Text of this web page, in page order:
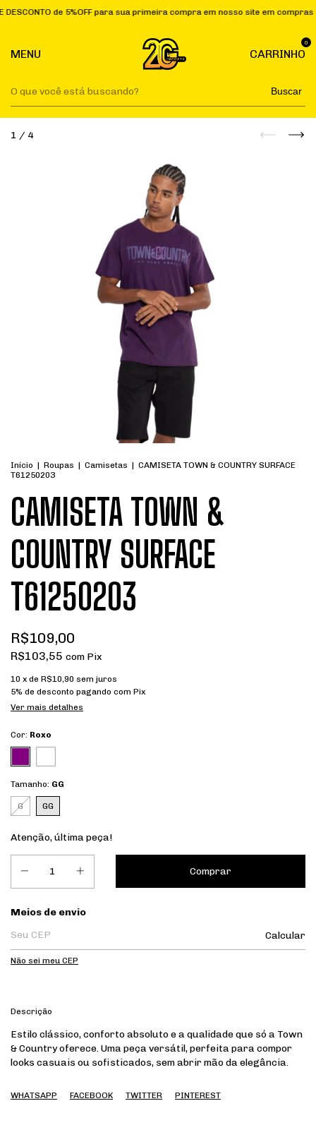
de 5%OFF para sua primeira compra em nosso site em compras
MENU CARRINHO
0
Buscar
1 / 4
Início | Roupas | Camisetas | CAMISETA TOWN & COUNTRY SURFACE
T61250203
CAMISETA TOWN &
COUNTRY SURFACE
T61250203
R$109,00
R$103,55 com Pix
10 x de R$10,90 sem juros
5% de desconto pagando com Pix
Ver mais detalhes
Cor: Roxo
Tamanho: GG
G GG
Atenção, última peça!
Entregas para o CEP:
Meios de envio
Calcular
Não sei meu CEP
Descrição
Estilo clássico, conforto absoluto e a qualidade que só a Town
& Country oferece. Uma peça versátil, perfeita para compor
looks casuais ou sofisticados, sem abrir mão da elegância.
WHATSAPP FACEBOOK TWITTER PINTEREST